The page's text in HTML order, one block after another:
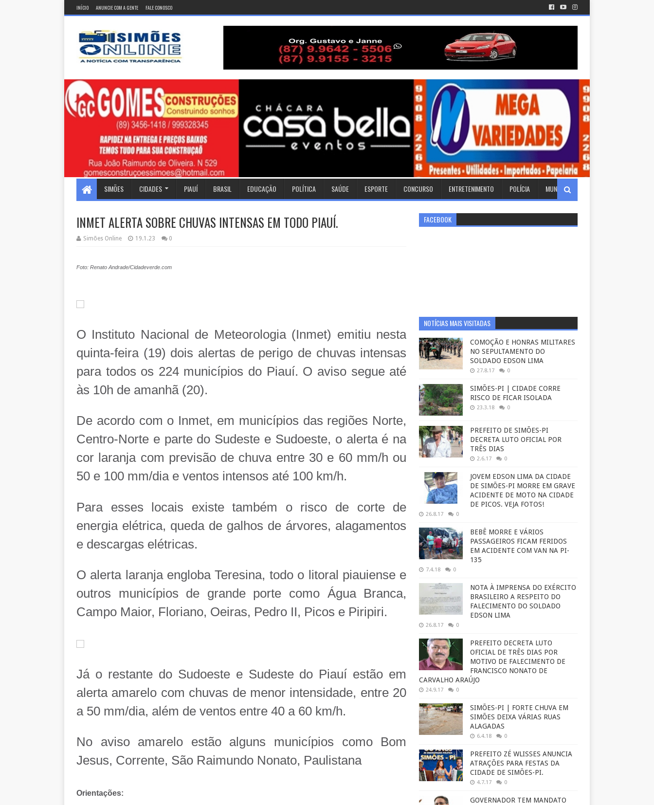
INÍCIO ANUNCIE COM A GENTE FALE CONOSCO
SIMÕES CIDADES PIAUÍ BRASIL EDUCAÇÃO POLÍTICA SAÚDE ESPORTE CONCURSO ENTRETENIMENTO POLÍCIA MUNDO
INMET ALERTA SOBRE CHUVAS INTENSAS EM TODO PIAUÍ.
Simões Online 19.1.23 0
Foto: Renato Andrade/Cidadeverde.com
O Instituto Nacional de Meteorologia (Inmet) emitiu nesta
quinta-feira (19) dois alertas de perigo de chuvas intensas
para todos os 224 municípios do Piauí. O aviso segue até
às 10h de amanhã (20).
De acordo com o Inmet, em municípios das regiões Norte,
Centro-Norte e parte do Sudeste e Sudoeste, o alerta é na
cor laranja com previsão de chuva entre 30 e 60 mm/h ou
50 e 100 mm/dia e ventos intensos até 100 km/h.
Para esses locais existe também o risco de corte de
energia elétrica, queda de galhos de árvores, alagamentos
e descargas elétricas.
O alerta laranja engloba Teresina, todo o litoral piauiense e
outros municípios de grande porte como Água Branca,
Campo Maior, Floriano, Oeiras, Pedro II, Picos e Piripiri.
Já o restante do Sudoeste e Sudeste do Piauí estão em
alerta amarelo com chuvas de menor intensidade, entre 20
a 50 mm/dia, além de ventos entre 40 a 60 km/h.
No aviso amarelo estão alguns municípios como Bom
Jesus, Corrente, São Raimundo Nonato, Paulistana
Orientações:
FACEBOOK
NOTÍCIAS MAIS VISITADAS
COMOÇÃO E HONRAS MILITARES
NO SEPULTAMENTO DO
SOLDADO EDSON LIMA
27.8.17 0
SIMÕES-PI | CIDADE CORRE
RISCO DE FICAR ISOLADA
23.3.18 0
PREFEITO DE SIMÕES-PI
DECRETA LUTO OFICIAL POR
TRÊS DIAS
2.6.17 0
JOVEM EDSON LIMA DA CIDADE
DE SIMÕES-PI MORRE EM GRAVE
ACIDENTE DE MOTO NA CIDADE
DE PICOS. VEJA FOTOS!
26.8.17 0
BEBÊ MORRE E VÁRIOS
PASSAGEIROS FICAM FERIDOS
EM ACIDENTE COM VAN NA PI-
135
7.4.18 0
NOTA À IMPRENSA DO EXÉRCITO
BRASILEIRO A RESPEITO DO
FALECIMENTO DO SOLDADO
EDSON LIMA
26.8.17 0
PREFEITO DECRETA LUTO
OFICIAL DE TRÊS DIAS POR
MOTIVO DE FALECIMENTO DE
FRANCISCO NONATO DE
CARVALHO ARAÚJO
24.9.17 0
SIMÕES-PI | FORTE CHUVA EM
SIMÕES DEIXA VÁRIAS RUAS
ALAGADAS
6.4.18 0
PREFEITO ZÉ WLISSES ANUNCIA
ATRAÇÕES PARA FESTAS DA
CIDADE DE SIMÕES-PI.
4.7.17 0
GOVERNADOR TEM MANDATO